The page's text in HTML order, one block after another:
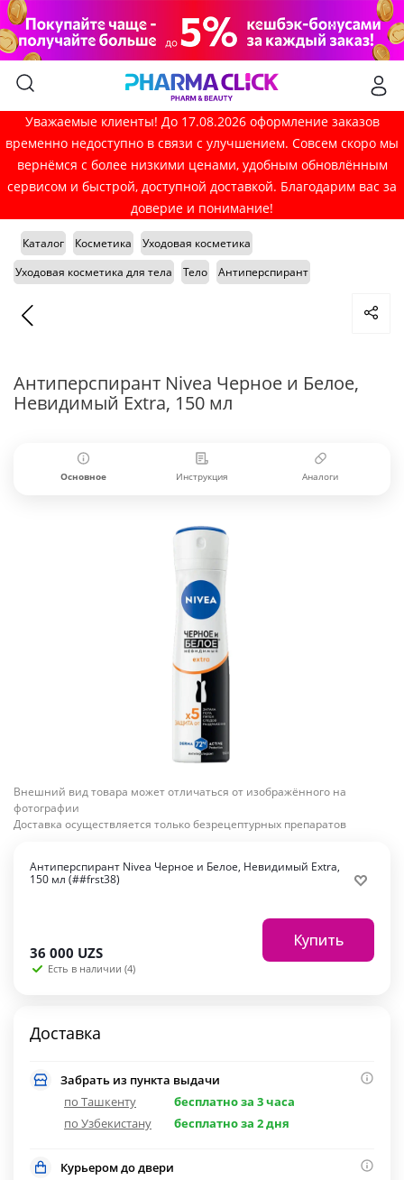
Уважаемые клиенты! До 17.08.2026 оформление заказов
временно недоступно в связи с улучшением. Совсем скоро мы
вернёмся с более низкими ценами, удобным обновлённым
сервисом и быстрой, доступной доставкой. Благодарим вас за
доверие и понимание!
Каталог Косметика
Уходовая косметика
Уходовая косметика для тела
Тело Антиперспирант
Антиперспирант Nivea Черное и Белое,
Невидимый Extra, 150 мл
Основное Инструкция Аналоги
Внешний вид товара может отличаться от изображённого на
фотографии
Доставка осуществляется только безрецептурных препаратов
Антиперспирант Nivea Черное и Белое, Невидимый Extra,
150 мл (##frst38)
36 000 UZS
Есть в наличии (4)
Купить
Доставка
Забрать из пункта выдачи
по Ташкенту
бесплатно за 3 часа
по Узбекистану
бесплатно за 2 дня
Курьером до двери